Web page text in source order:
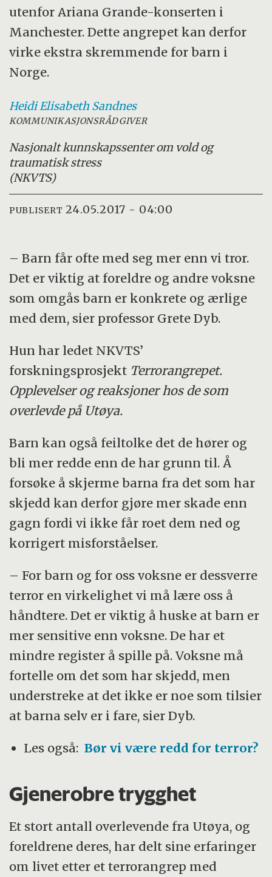
utenfor Ariana Grande-konserten i
Manchester. Dette angrepet kan derfor
virke ekstra skremmende for barn i
Norge.
Heidi Elisabeth Sandnes
KOMMUNIKASJONSRÅDGIVER
Nasjonalt kunnskapssenter om vold og
traumatisk stress
(NKVTS)
PUBLISERT 24.05.2017 - 04:00
– Barn får ofte med seg mer enn vi tror.
Det er viktig at foreldre og andre voksne
som omgås barn er konkrete og ærlige
med dem, sier professor Grete Dyb.
Hun har ledet NKVTS’
forskningsprosjekt Terrorangrepet.
Opplevelser og reaksjoner hos de som
overlevde på Utøya.
Barn kan også feiltolke det de hører og
bli mer redde enn de har grunn til. Å
forsøke å skjerme barna fra det som har
skjedd kan derfor gjøre mer skade enn
gagn fordi vi ikke får roet dem ned og
korrigert misforståelser.
– For barn og for oss voksne er dessverre
terror en virkelighet vi må lære oss å
håndtere. Det er viktig å huske at barn er
mer sensitive enn voksne. De har et
mindre register å spille på. Voksne må
fortelle om det som har skjedd, men
understreke at det ikke er noe som tilsier
at barna selv er i fare, sier Dyb.
Les også: Bør vi være redd for terror?
Gjenerobre trygghet
Et stort antall overlevende fra Utøya, og
foreldrene deres, har delt sine erfaringer
om livet etter et terrorangrep med